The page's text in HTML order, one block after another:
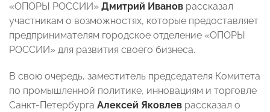
«ОПОРЫ РОССИИ» Дмитрий Иванов рассказал
участникам о возможностях, которые предоставляет
предпринимателям городское отделение «ОПОРЫ
РОССИИ» для развития своего бизнеса.
В свою очередь, заместитель председателя Комитета
по промышленной политике, инновациям и торговле
Санкт-Петербурга Алексей Яковлев рассказал о